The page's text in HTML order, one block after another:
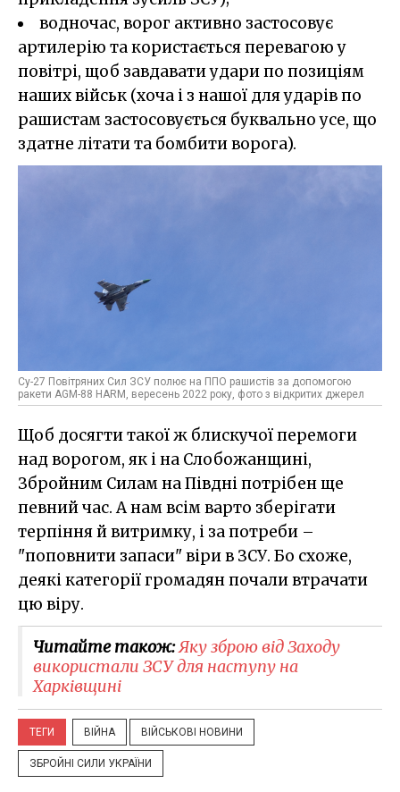
водночас, ворог активно застосовує
артилерію та користається перевагою у
повітрі, щоб завдавати удари по позиціям
наших військ (хоча і з нашої для ударів по
рашистам застосовується буквально усе, що
здатне літати та бомбити ворога).
Су-27 Повітряних Сил ЗСУ полює на ППО рашистів за допомогою
ракети AGM-88 HARM, вересень 2022 року, фото з відкритих джерел
Щоб досягти такої ж блискучої перемоги
над ворогом, як і на Слобожанщині,
Збройним Силам на Півдні потрібен ще
певний час. А нам всім варто зберігати
терпіння й витримку, і за потреби –
"поповнити запаси" віри в ЗСУ. Бо схоже,
деякі категорії громадян почали втрачати
цю віру.
Читайте також:Яку зброю від Заходу
використали ЗСУ для наступу на
Харківщині
ТЕГИ ВІЙНА ВІЙСЬКОВІ НОВИНИ
ЗБРОЙНІ СИЛИ УКРАЇНИ